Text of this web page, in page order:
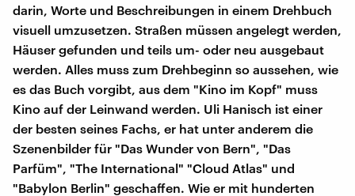
darin, Worte und Beschreibungen in einem Drehbuch
visuell umzusetzen. Straßen müssen angelegt werden,
Häuser gefunden und teils um- oder neu ausgebaut
werden. Alles muss zum Drehbeginn so aussehen, wie
es das Buch vorgibt, aus dem "Kino im Kopf" muss
Kino auf der Leinwand werden. Uli Hanisch ist einer
der besten seines Fachs, er hat unter anderem die
Szenenbilder für "Das Wunder von Bern", "Das
Parfüm", "The International" "Cloud Atlas" und
"Babylon Berlin" geschaffen. Wie er mit hunderten